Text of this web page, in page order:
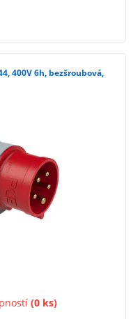
400V 6h, bezšroubová,
(0 ks)